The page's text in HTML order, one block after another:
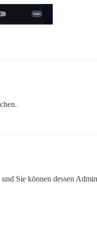
Sie können dessen